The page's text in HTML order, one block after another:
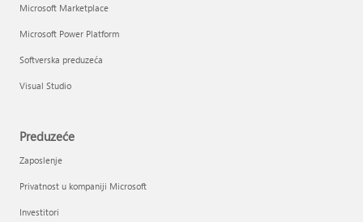
Microsoft Marketplace
Microsoft Power Platform
Softverska preduzeća
Visual Studio
Preduzeće
Zaposlenje
Privatnost u kompaniji Microsoft
Investitori